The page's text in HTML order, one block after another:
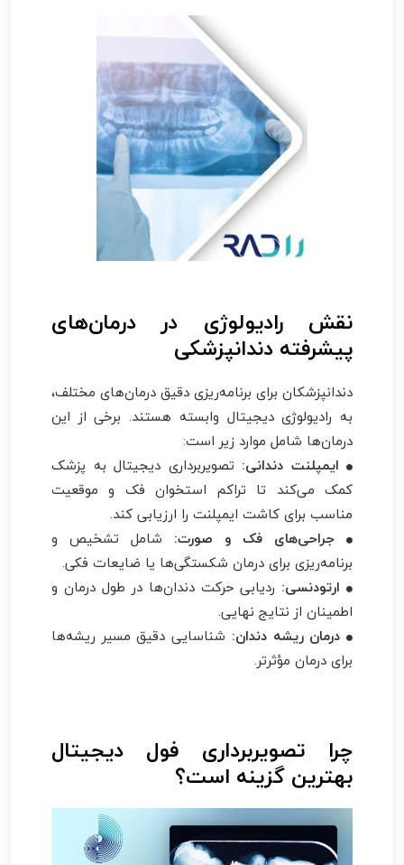
نقش رادیولوژی در درمان‌های
پیشرفته دندانپزشکی
دندانپزشکان برای برنامه‌ریزی دقیق درمان‌های مختلف،
به رادیولوژی دیجیتال وابسته هستند. برخی از این
درمان‌ها شامل موارد زیر است:
ایمپلنت دندانی: تصویربرداری دیجیتال به پزشک
کمک می‌کند تا تراکم استخوان فک و موقعیت
مناسب برای کاشت ایمپلنت را ارزیابی کند.
جراحی‌های فک و صورت: شامل تشخیص و
برنامه‌ریزی برای درمان شکستگی‌ها یا ضایعات فکی.
ارتودنسی: ردیابی حرکت دندان‌ها در طول درمان و
اطمینان از نتایج نهایی.
درمان ریشه دندان: شناسایی دقیق مسیر ریشه‌ها
برای درمان مؤثرتر.
چرا تصویربرداری فول دیجیتال
بهترین گزینه است؟